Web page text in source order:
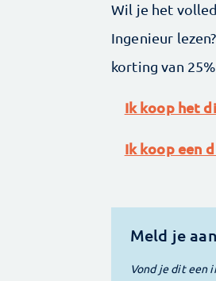
Wil je het
Ingenieur
korting van
Ik koop het
Ik koop een
Meld je
Vond je dit een